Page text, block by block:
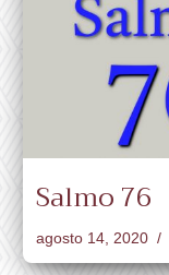
Salmo 76
agosto 14, 2020